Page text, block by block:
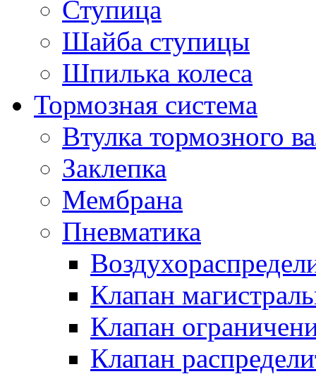
Ступица
Шайба ступицы
Шпилька колеса
Тормозная система
Втулка тормозного
Заклепка
Мембрана
Пневматика
Клапан
Клапан
Клапан